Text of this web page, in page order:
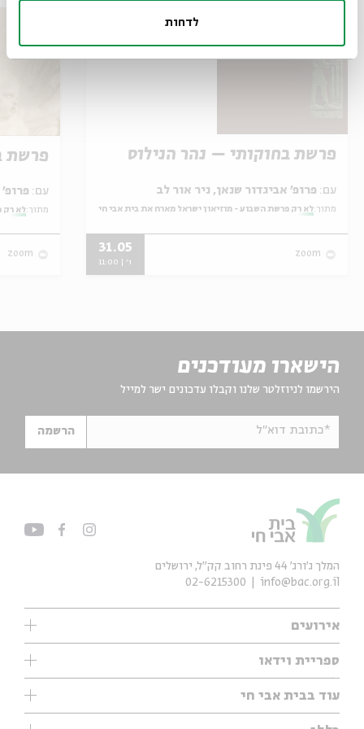
לדחות
פרשת בחוקותי – נהר הנילוס
עם:
מתוך: לא רק פרשת השבוע - מוזיאון ישראל מארח את בית אבי חי
zoom
31.05
ו' | 11:00
פרשת
עם:
מתוך: לא רק
zoom
הישארו מעודכנים
הירשמו לניוזלטר שלנו וקבלו עדכונים ישר למייל
*כתובת דוא"ל הרשמה
אירועים
עיון
אנגלית
ספריית וידאו
ילדים
מוזיקה
עיון
עוד בבית אבי חי
תערוכות
המלך ג'ורג' 44 פינת רחוב קק״ל, ירושלים
info@bac.org.il
02-6215300